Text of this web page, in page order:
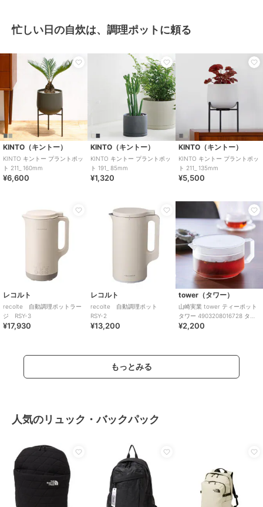
忙しい日の自炊は、調理ポットに頼る
KINTO（キントー）
KINTO キントー プラントポッ
ト 211_ 160mm
¥6,600
KINTO（キントー）
KINTO キントー プラントポッ
ト 191_ 85mm
¥1,320
KINTO（キントー）
KINTO キントー プラントポッ
ト 211_ 135mm
¥5,500
レコルト
recolte 自動調理ポットラー
ジ RSY-3
¥17,930
レコルト
recolte 自動調理ポット
RSY-2
¥13,200
tower（タワー）
山崎実業 tower ティーポット
タワー 4903208016728 タワ
ーシリーズ 紅茶ポット
¥2,200
もっとみる
人気のリュック・バックパック